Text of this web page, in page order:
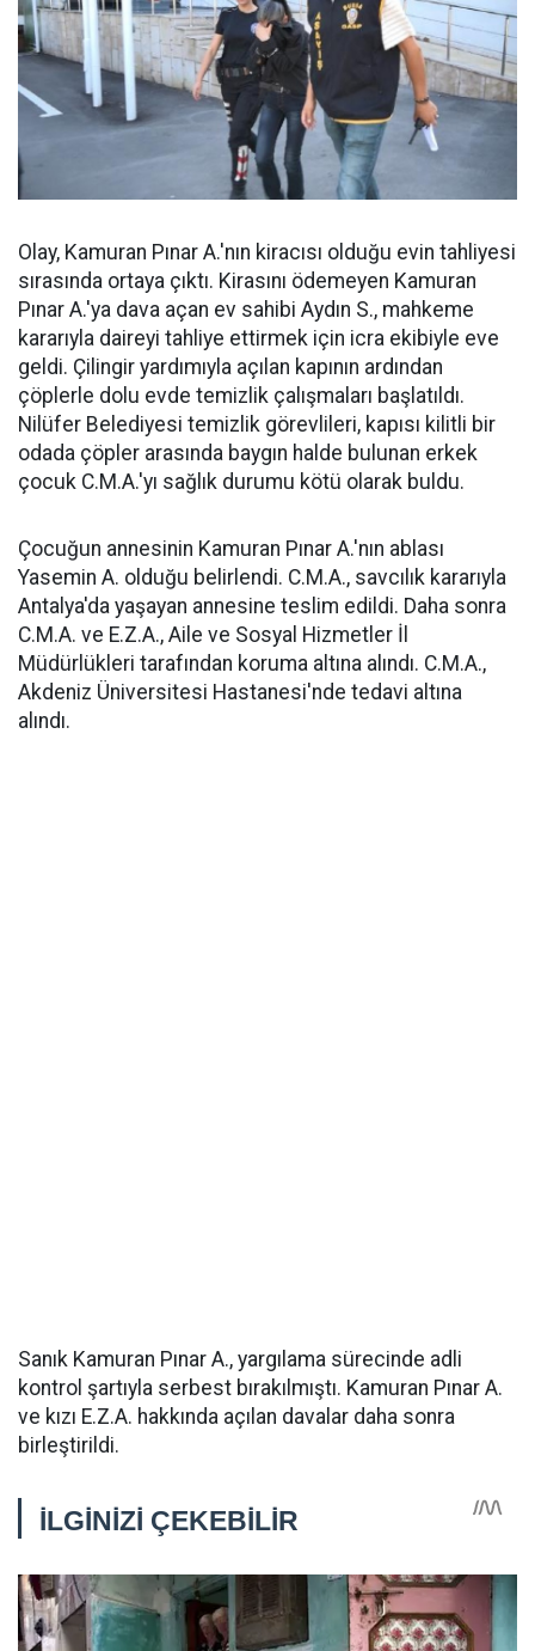
Olay, Kamuran Pınar A.'nın kiracısı olduğu evin tahliyesi
sırasında ortaya çıktı. Kirasını ödemeyen Kamuran
Pınar A.'ya dava açan ev sahibi Aydın S., mahkeme
kararıyla daireyi tahliye ettirmek için icra ekibiyle eve
geldi. Çilingir yardımıyla açılan kapının ardından
çöplerle dolu evde temizlik çalışmaları başlatıldı.
Nilüfer Belediyesi temizlik görevlileri, kapısı kilitli bir
odada çöpler arasında baygın halde bulunan erkek
çocuk C.M.A.'yı sağlık durumu kötü olarak buldu.
Çocuğun annesinin Kamuran Pınar A.'nın ablası
Yasemin A. olduğu belirlendi. C.M.A., savcılık kararıyla
Antalya'da yaşayan annesine teslim edildi. Daha sonra
C.M.A. ve E.Z.A., Aile ve Sosyal Hizmetler İl
Müdürlükleri tarafından koruma altına alındı. C.M.A.,
Akdeniz Üniversitesi Hastanesi'nde tedavi altına
alındı.
Sanık Kamuran Pınar A., yargılama sürecinde adli
kontrol şartıyla serbest bırakılmıştı. Kamuran Pınar A.
ve kızı E.Z.A. hakkında açılan davalar daha sonra
birleştirildi.